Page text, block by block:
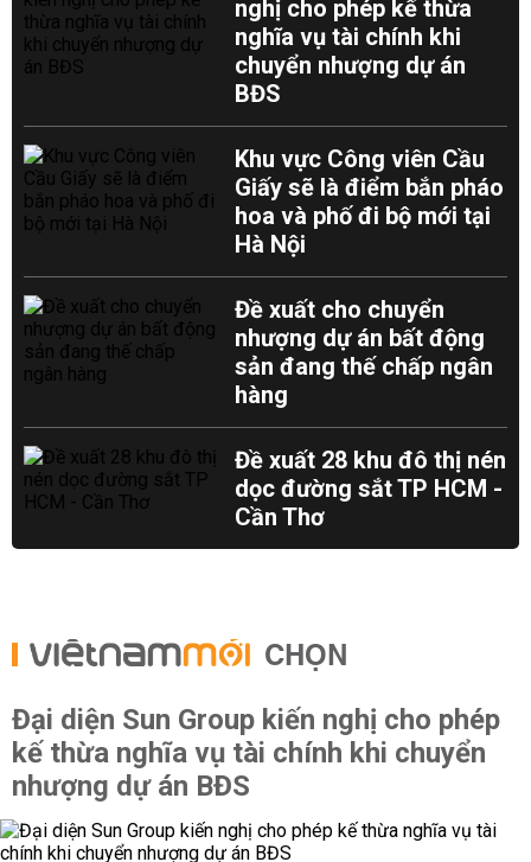
nghị cho phép kế thừa
nghĩa vụ tài chính khi
chuyển nhượng dự án
BĐS
Khu vực Công viên Cầu
Giấy sẽ là điểm bắn pháo
hoa và phố đi bộ mới tại
Hà Nội
Đề xuất cho chuyển
nhượng dự án bất động
sản đang thế chấp ngân
hàng
Đề xuất 28 khu đô thị nén
dọc đường sắt TP HCM -
Cần Thơ
CHỌN
Đại diện Sun Group kiến nghị cho phép
kế thừa nghĩa vụ tài chính khi chuyển
nhượng dự án BĐS